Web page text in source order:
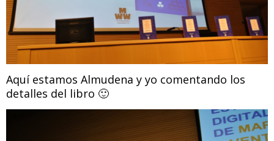
Aquí estamos Almudena y yo comentando los
detalles del libro 🙂